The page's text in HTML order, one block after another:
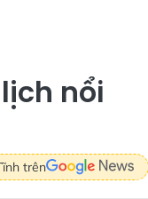
nổi
trên